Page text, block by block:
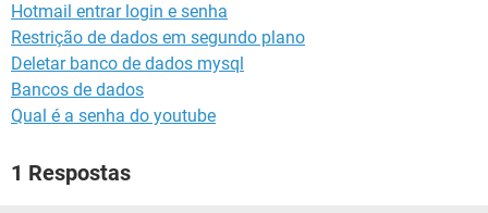
Hotmail entrar login e senha
Restrição de dados em segundo plano
Deletar banco de dados mysql
Bancos de dados
Qual é a senha do youtube
1 Respostas